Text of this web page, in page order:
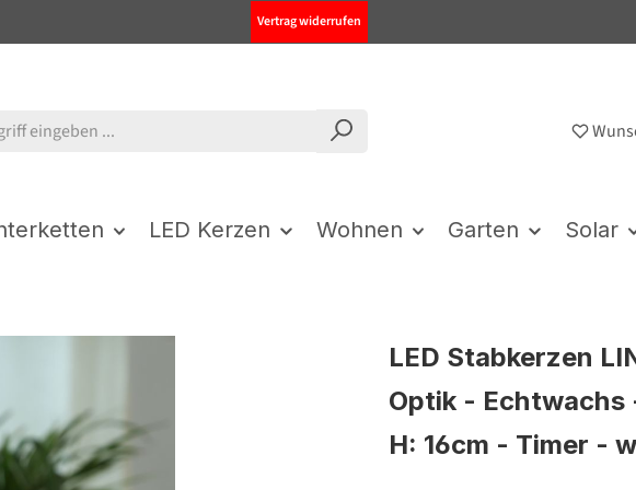
Vertrag widerrufen
LED Kerzen Wohnen Garten Solar
LED Stabkerzen
Optik - Echtwachs
H: 16cm - Timer -